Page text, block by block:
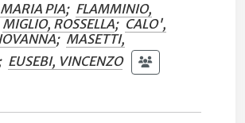
PIA; FLAMMINIO,
MIGLIO, ROSSELLA; CALO',
; MASETTI,
EUSEBI, VINCENZO